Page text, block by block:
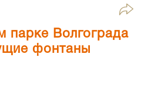
парке Волгограда
фонтаны